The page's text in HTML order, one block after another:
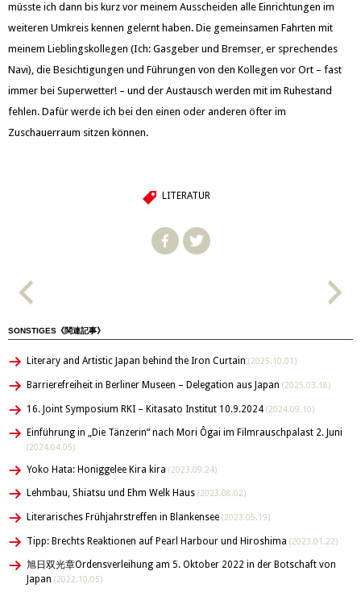
müsste ich dann bis kurz vor meinem Ausscheiden alle Einrichtungen im
weiteren Umkreis kennen gelernt haben. Die gemeinsamen Fahrten mit
meinem Lieblingskollegen (Ich: Gasgeber und Bremser, er sprechendes
Navi), die Besichtigungen und Führungen von den Kollegen vor Ort – fast
immer bei Superwetter! – und der Austausch werden mit im Ruhestand
fehlen. Dafür werde ich bei den einen oder anderen öfter im
Zuschauerraum sitzen können.
LITERATUR
SONSTIGES《関連記事》
Literary and Artistic Japan behind the Iron Curtain (2025.10.01)
Barrierefreiheit in Berliner Museen – Delegation aus Japan (2025.03.18)
16. Joint Symposium RKI – Kitasato Institut 10.9.2024 (2024.09.10)
Einführung in „Die Tänzerin“ nach Mori Ôgai im Filmrauschpalast 2. Juni
(2024.04.05)
Yoko Hata: Honiggelee Kira kira (2023.09.24)
Lehmbau, Shiatsu und Ehm Welk Haus (2023.08.02)
Literarisches Frühjahrstreffen in Blankensee (2023.05.19)
Tipp: Brechts Reaktionen auf Pearl Harbour und Hiroshima (2023.01.22)
旭日双光章Ordensverleihung am 5. Oktober 2022 in der Botschaft von
Japan (2022.10.05)